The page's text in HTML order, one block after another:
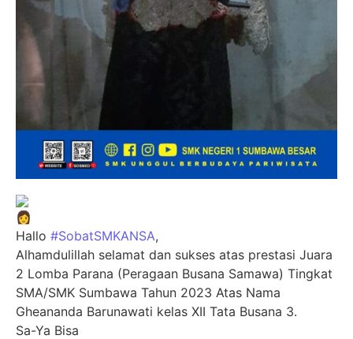
Hallo #SobatSMKANSA,
Alhamdulillah selamat dan sukses atas prestasi Juara
2 Lomba Parana (Peragaan Busana Samawa) Tingkat
SMA/SMK Sumbawa Tahun 2023 Atas Nama
Gheananda Barunawati kelas XII Tata Busana 3.
Sa-Ya Bisa